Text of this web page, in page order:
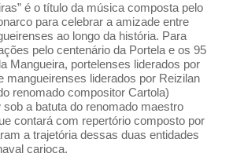
é o título da música composta pelo
para celebrar a amizade entre
ao longo da história. Para
pelo centenário da Portela e os 95
Mangueira, portelenses liderados por
mangueirenses liderados por Reizilan
renomado compositor Cartola)
a batuta do renomado maestro
contará com repertório composto por
a trajetória dessas duas entidades
carioca.